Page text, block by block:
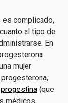
es complicado,
al tipo de
En
mujer
(que
médicos